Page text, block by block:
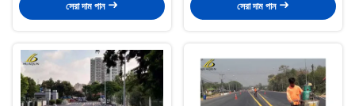
সেরা দাম পান সেরা দাম পান